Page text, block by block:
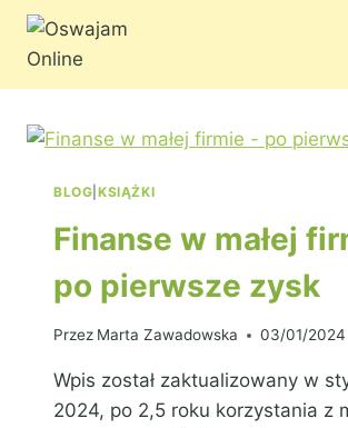
BLOG KSIĄŻKI
Finanse w małej
po pierwsze zysk
Przez Marta Zawadowska 03/01/2024
Wpis został zaktualizowany w
2024, po 2,5 roku korzystania z